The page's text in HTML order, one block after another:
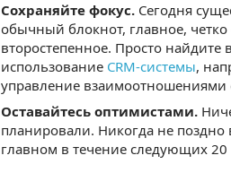
Сохраняйте фокус. Сегодня
обычный блокнот, главное,
второстепенное. Просто
использование CRM-системы,
управление взаимоотношениями
Оставайтесь оптимистами.
планировали. Никогда не поздно
главном в течение следующих